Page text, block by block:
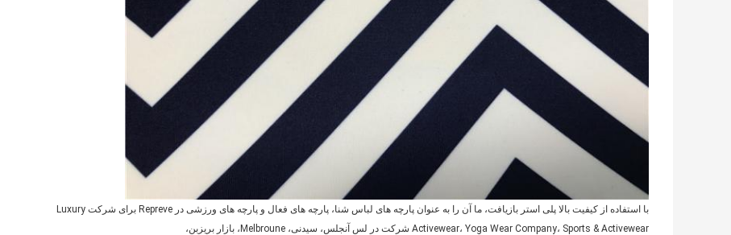
با استفاده از کیفیت بالا پلی استر بازیافت، ما آن را به عنوان پارچه های لباس شنا، پارچه های فعال و پارچه های ورزشی در Repreve برای شرکت Luxury
Activewear، Yoga Wear Company، Sports & Activewear شرکت در لس آنجلس، سیدنی، Melbroune، بازار بریزبن،